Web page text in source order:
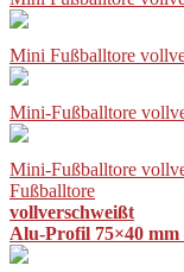
Mini Fußballtore
Mini-Fußballtore
Mini-Fußballtore
Fußballtore
vollverschweißt
Alu-Profil 75×40 mm